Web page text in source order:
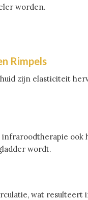
worden.
Rimpels
zijn elasticiteit
ook
wordt.
wat resulteert